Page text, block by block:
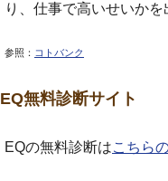
り、仕事で高いせいか
参照： コトバンク
EQ無料診断サイト
EQの無料診断はこちら